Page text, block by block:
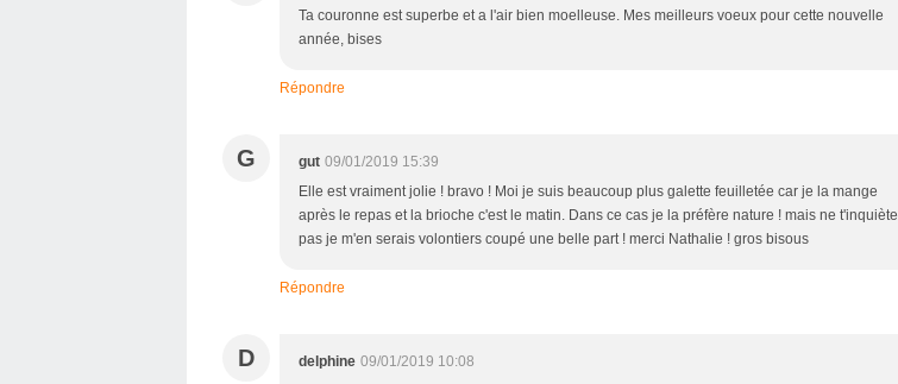
Ta couronne est superbe et a l'air bien moelleuse. Mes meilleurs voeux pour cette nouvelle
année, bises
Répondre
G gut 09/01/2019 15:39
Elle est vraiment jolie ! bravo ! Moi je suis beaucoup plus galette feuilletée car je la mange
après le repas et la brioche c'est le matin. Dans ce cas je la préfère nature ! mais ne t'inquiète
pas je m'en serais volontiers coupé une belle part ! merci Nathalie ! gros bisous
Répondre
D delphine 09/01/2019 10:08